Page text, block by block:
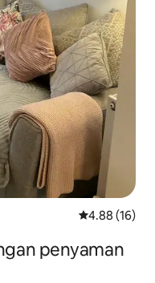
Penarafan
4.88 (16)
penyaman